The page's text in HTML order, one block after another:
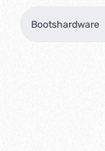
Bootshardware